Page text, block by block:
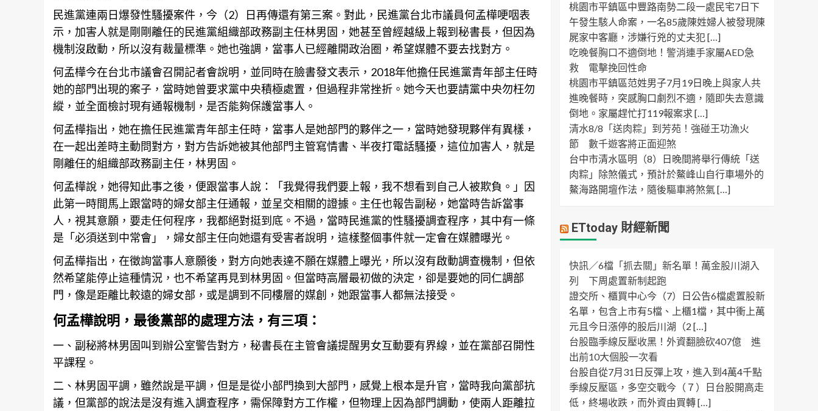
民進黨連兩日爆發性騷擾案件，今（2）日再傳還有第三案。對此，民進黨台北市議員何孟樺哽咽表
示，加害人就是剛剛離任的民進黨組織部政務副主任林男固，她甚至曾經越級上報到秘書長，但因為
機制沒啟動，所以沒有裁量標準。她也強調，當事人已經離開政治圈，希望媒體不要去找對方。
何孟樺今在台北市議會召開記者會說明，並同時在臉書發文表示，2018年他擔任民進黨青年部主任時
她的部門出現的案子，當時她曾要求黨中央積極處置，但過程非常挫折。她今天也要請黨中央勿枉勿
縱，並全面檢討現有通報機制，是否能夠保護當事人。
何孟樺指出，她在擔任民進黨青年部主任時，當事人是她部門的夥伴之一，當時她發現夥伴有異樣，
在一起出差時主動問對方，對方告訴她被其他部門主管寫情書、半夜打電話騷擾，這位加害人，就是
剛離任的組織部政務副主任，林男固。
何孟樺說，她得知此事之後，便跟當事人說：「我覺得我們要上報，我不想看到自己人被欺負。」因
此第一時間馬上跟當時的婦女部主任通報，並呈交相關的證據。主任也報告副秘，她當時告訴當事
人，視其意願，要走任何程序，我都絕對挺到底。不過，當時民進黨的性騷擾調查程序，其中有一條
是「必須送到中常會」，婦女部主任向她還有受害者說明，這樣整個事件就一定會在媒體曝光。
何孟樺指出，在徵詢當事人意願後，對方向她表達不願在媒體上曝光，所以沒有啟動調查機制，但依
然希望能停止這種情況，也不希望再見到林男固。但當時高層最初做的決定，卻是要她的同仁調部
門，像是距離比較遠的婦女部，或是調到不同樓層的媒創，她跟當事人都無法接受。
何孟樺說明，最後黨部的處理方法，有三項：
一、副秘將林男固叫到辦公室警告對方，秘書長在主管會議提醒男女互動要有界線，並在黨部召開性
平課程。
二、林男固平調，雖然說是平調，但是是從小部門換到大部門，感覺上根本是升官，當時我向黨部抗
議，但黨部的說法是沒有進入調查程序，需保障對方工作權，但物理上因為部門調動，使兩人距離拉
桃園市平鎮區中豐路南勢二段一處民宅7日下
午發生駭人命案，一名85歲陳姓婦人被發現陳
屍家中客廳，涉嫌行兇的丈夫犯 […]
吃晚餐胸口不適倒地！警消連手家屬AED急
救 電擊挽回性命
桃園市平鎮區范姓男子7月19日晚上與家人共
進晚餐時，突感胸口劇烈不適，隨即失去意識
倒地。家屬趕忙打119報案求 […]
清水8/8「送肉粽」到芳苑！強碰王功漁火
節 數千遊客將正面迎煞
台中市清水區明（8）日晚間將舉行傳統「送
肉粽」除煞儀式，預計於鰲峰山自行車場外的
鰲海路開壇作法，隨後驅車將煞氣 […]
ETtoday 財經新聞
快訊／6檔「抓去關」新名單！萬金股川湖入
列 下周處置新制起跑
證交所、櫃買中心今（7）日公告6檔處置股新
名單，包含上市有5檔、上櫃1檔，其中衝上萬
元且今日漲停的股后川湖（2 […]
台股臨季線反壓收黑！外資翻臉砍407億 進
出前10大個股一次看
台股自從7月31日反彈上攻，進入到4萬4千點
季線反壓區，多空交戰今（７）日台股開高走
低，終場收跌，而外資由買轉 […]